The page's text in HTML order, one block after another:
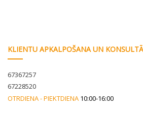
KLIENTU APKALPOŠANA UN
67367257
67228520
OTRDIENA - PIEKTDIENA 10:00-16:00